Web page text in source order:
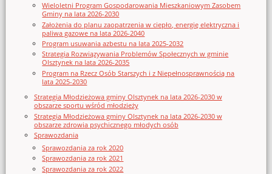
Wieloletni Program Gospodarowania Mieszkaniowym Zasobem
Gminy na lata 2026-2030
Założenia do planu zaopatrzenia w ciepło, energię elektryczna i
paliwa gazowe na lata 2026-2040
Program usuwania azbestu na lata 2025-2032
Strategia Rozwiązywania Problemów Społecznych w gminie
Olsztynek na lata 2026-2035
Program na Rzecz Osób Starszych i z Niepełnosprawnością na
lata 2025-2030
Strategia Młodzieżowa gminy Olsztynek na lata 2026-2030 w
obszarze sportu wśród młodzieży
Strategia Młodzieżowa gminy Olsztynek na lata 2026-2030 w
obszarze zdrowia psychicznego młodych osób
Sprawozdania
Sprawozdania za rok 2020
Sprawozdania za rok 2021
Sprawozdania za rok 2022